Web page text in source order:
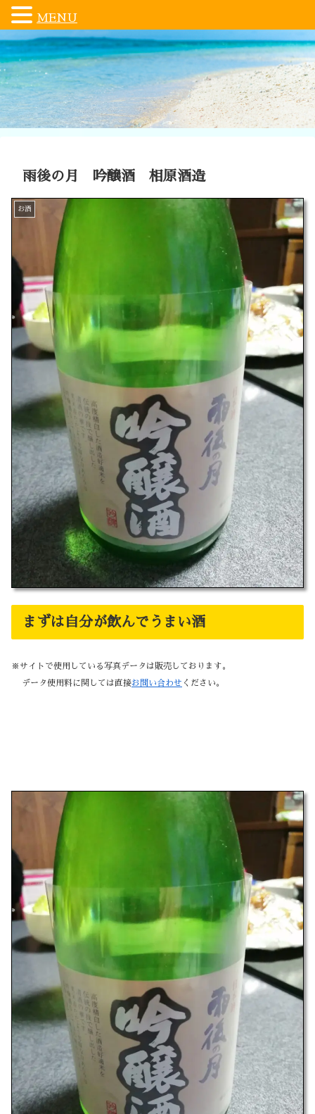
雨後の月 吟醸酒 相原酒造
お酒
まずは自分が飲んでうまい酒
※サイトで使用している写真データは販売しております。
データ使用料に関しては直接お問い合わせ ください。
MENU